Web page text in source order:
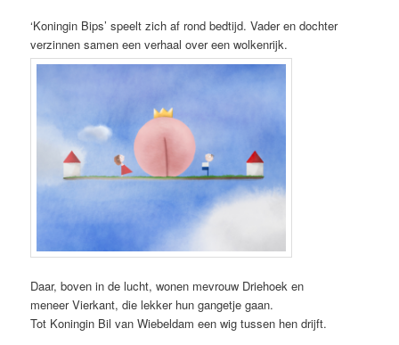
‘Koningin Bips’ speelt zich af rond bedtijd. Vader en dochter
verzinnen samen een verhaal over een wolkenrijk.
Daar, boven in de lucht, wonen mevrouw Driehoek en
meneer Vierkant, die lekker hun gangetje gaan.
Tot Koningin Bil van Wiebeldam een wig tussen hen drijft.